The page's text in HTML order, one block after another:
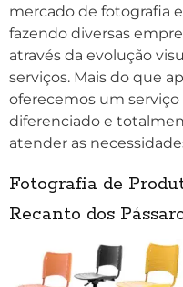
mercado de fotografia
fazendo diversas
através da evolução
serviços. Mais do que
oferecemos um serviço
diferenciado e
atender as
Fotografia de
Recanto dos